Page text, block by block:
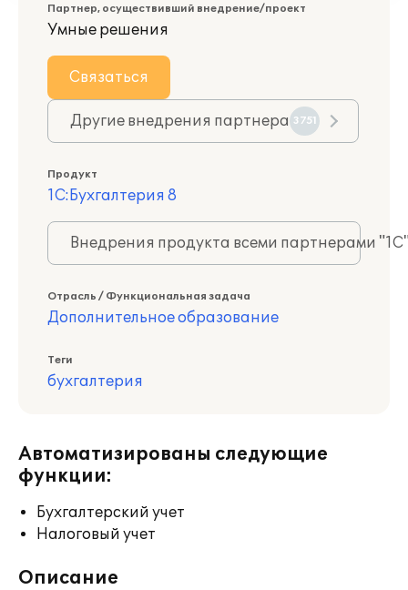
Партнер, осуществивший внедрение/проект
Умные решения
Связаться
Другие внедрения партнера 3751
Продукт
1С:Бухгалтерия 8
Внедрения продукта всеми партнерами
Отрасль / Функциональная задача
Дополнительное образование
Теги
бухгалтерия
Автоматизированы следующие
функции:
Бухгалтерский учет
Налоговый учет
Описание